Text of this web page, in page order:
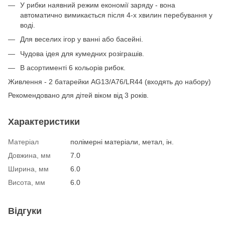
У рибки наявний режим економії заряду - вона
автоматично вимикається після 4-х хвилин перебування у
воді.
Для веселих ігор у ванні або басейні.
Чудова ідея для кумедних розіграшів.
В асортименті 6 кольорів рибок.
Живлення - 2 батарейки AG13/A76/LR44 (входять до набору)
Рекомендовано для дітей віком від 3 років.
Характеристики
Матеріал
полімерні матеріали, метал, ін.
Довжина, мм
7.0
Ширина, мм
6.0
Висота, мм
6.0
Відгуки